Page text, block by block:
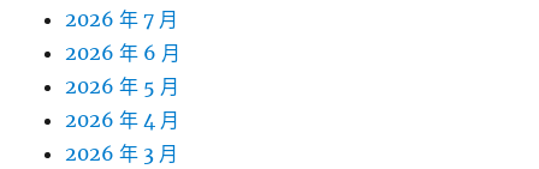
2026 年 7 月
2026 年 6 月
2026 年 5 月
2026 年 4 月
2026 年 3 月